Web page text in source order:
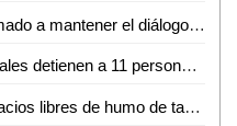
Gobierno de México reitera llamado a mantener el diálogo con CNTE
En Guerrero, autoridades federales detienen a 11 personas vinculadas con extorsión a prestadores de servicios turísticos
Gobierno estatal reconoce espacios libres de humo de tabaco y emisiones